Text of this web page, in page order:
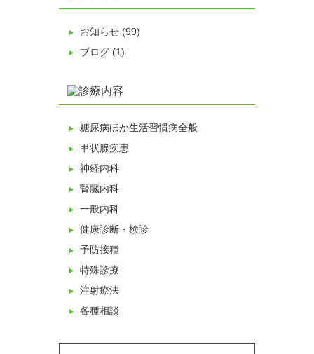
お知らせ (99)
ブログ (1)
糖尿病ほか生活習慣病全般
甲状腺疾患
神経内科
腎臓内科
一般内科
健康診断・検診
予防接種
特殊診療
注射療法
各種相談